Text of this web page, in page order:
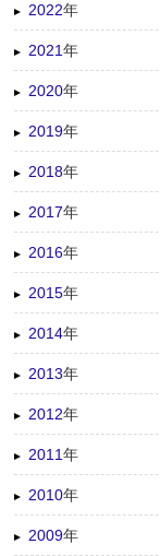
2022年
2021年
2020年
2019年
2018年
2017年
2016年
2015年
2014年
2013年
2012年
2011年
2010年
2009年